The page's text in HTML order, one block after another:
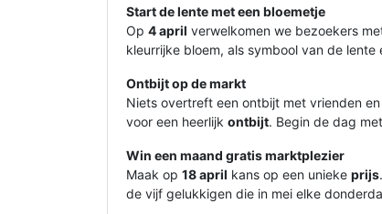
Start de lente met een bloemetje
Op 4 april verwelkomen we bezoekers
kleurrijke bloem, als symbool van de lente
Ontbijt op de markt
Niets overtreft een ontbijt met vrienden
voor een heerlijk ontbijt. Begin de dag
Win een maand gratis marktplezier
Maak op 18 april kans op een unieke prijs
de vijf gelukkigen die in mei elke